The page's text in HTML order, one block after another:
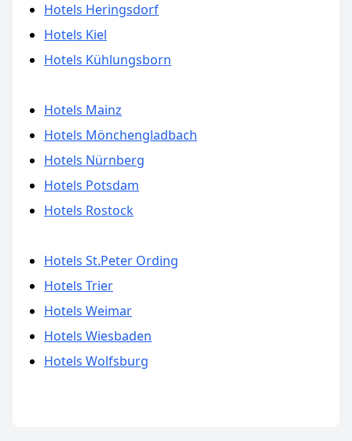
Hotels Heringsdorf
Hotels Kiel
Hotels Kühlungsborn
Hotels Mainz
Hotels Mönchengladbach
Hotels Nürnberg
Hotels Potsdam
Hotels Rostock
Hotels St.Peter Ording
Hotels Trier
Hotels Weimar
Hotels Wiesbaden
Hotels Wolfsburg